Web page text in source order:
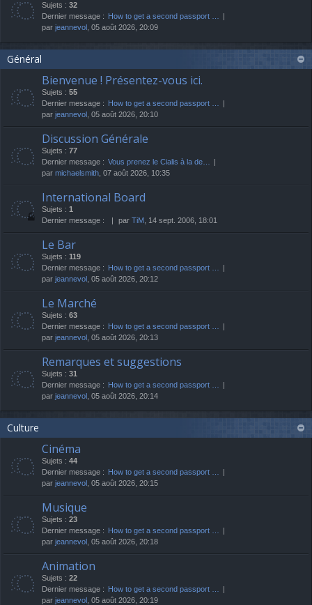
Sujets : 32
Dernier message : How to get a second passport …
par jeannevol , 05 août 2026, 20:09
Général
Bienvenue ! Présentez-vous ici.
Sujets : 55
Dernier message : How to get a second passport …
par jeannevol , 05 août 2026, 20:10
Discussion Générale
Sujets : 77
Dernier message : Vous prenez le Cialis à la de…
par michaelsmith , 07 août 2026, 10:35
International Board
Sujets : 1
Dernier message :
par TiM , 14 sept. 2006, 18:01
Le Bar
Sujets : 119
Dernier message : How to get a second passport …
par jeannevol , 05 août 2026, 20:12
Le Marché
Sujets : 63
Dernier message : How to get a second passport …
par jeannevol , 05 août 2026, 20:13
Remarques et suggestions
Sujets : 31
Dernier message : How to get a second passport …
par jeannevol , 05 août 2026, 20:14
Culture
Cinéma
Sujets : 44
Dernier message : How to get a second passport …
par jeannevol , 05 août 2026, 20:15
Musique
Sujets : 23
Dernier message : How to get a second passport …
par jeannevol , 05 août 2026, 20:18
Animation
Sujets : 22
Dernier message : How to get a second passport …
par jeannevol , 05 août 2026, 20:19